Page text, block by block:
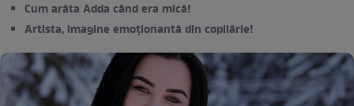
Cum arăta Adda când era mică!
Artista, imagine emoționantă din copilărie!